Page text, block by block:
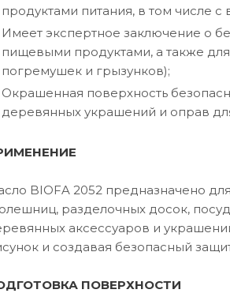
продуктами питания, в том числе
Имеет экспертное заключение о
пищевыми продуктами, а также
погремушек и грызунков);
Окрашенная поверхность
деревянных украшений и оправ
BIOFA 2052 предназначено
разделочных досок,
аксессуаров и
и создавая безопасный
ПОВЕРХНОСТИ